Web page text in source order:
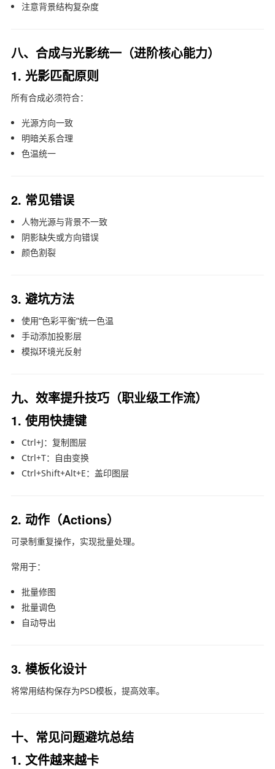
注意背景结构复杂度
八、合成与光影统一（进阶核心能力）
1. 光影匹配原则
所有合成必须符合：
光源方向一致
明暗关系合理
色温统一
2. 常见错误
人物光源与背景不一致
阴影缺失或方向错误
颜色割裂
3. 避坑方法
使用“色彩平衡”统一色温
手动添加投影层
模拟环境光反射
九、效率提升技巧（职业级工作流）
1. 使用快捷键
Ctrl+J：复制图层
Ctrl+T：自由变换
Ctrl+Shift+Alt+E：盖印图层
2. 动作（Actions）
可录制重复操作，实现批量处理。
常用于：
批量修图
批量调色
自动导出
3. 模板化设计
将常用结构保存为PSD模板，提高效率。
十、常见问题避坑总结
1. 文件越来越卡